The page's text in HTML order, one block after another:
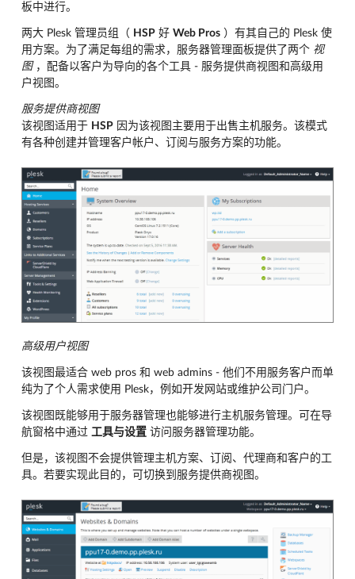
板中进行。
两大 Plesk 管理员组（ HSP 好 Web Pros ）有其自己的 Plesk 使
用方案。为了满足每组的需求，服务器管理面板提供了两个 视
图，配备以客户为导向的各个工具 - 服务提供商视图和高级用
户视图。
服务提供商视图
该视图适用于 HSP 因为该视图主要用于出售主机服务。该模式
有各种创建并管理客户帐户、订阅与服务方案的功能。
高级用户视图
该视图最适合 web pros 和 web admins - 他们不用服务客户而单
纯为了个人需求使用 Plesk，例如开发网站或维护公司门户。
该视图既能够用于服务器管理也能够进行主机服务管理。可在导
航窗格中通过 工具与设置 访问服务器管理功能。
但是，该视图不会提供管理主机方案、订阅、代理商和客户的工
具。若要实现此目的，可切换到服务提供商视图。